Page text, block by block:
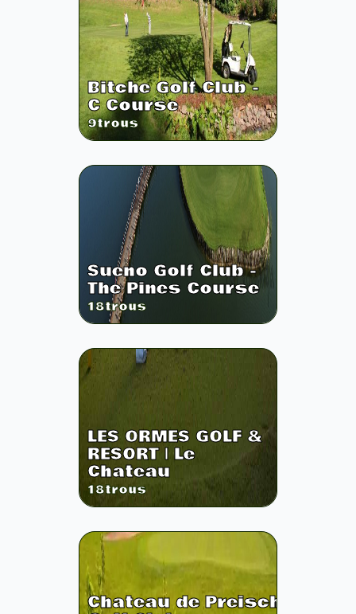
Bitche Golf Club -
C Course
9trous
Sueno Golf Club -
The Pines Course
18trous
LES ORMES GOLF &
RESORT | Le
Chateau
18trous
Chateau de Preisch